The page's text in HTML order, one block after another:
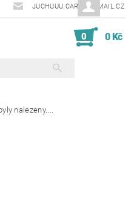
JUCHUUU.CARDS@EMAIL.CZ
0 0 Kč
nalezeny....